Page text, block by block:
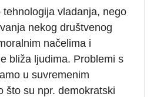
vladanja, nego
nekog društvenog
načelima i
bliža ljudima. Problemi s
u suvremenim
što su npr. demokratski